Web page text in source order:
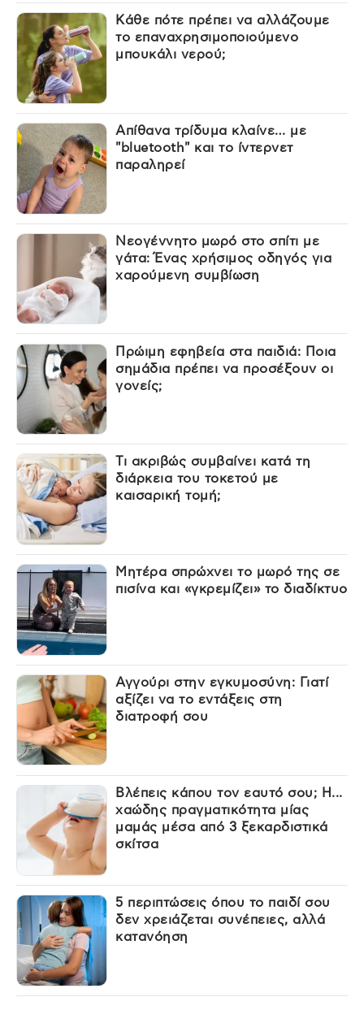
Κάθε πότε πρέπει να αλλάζουμε
το επαναχρησιμοποιούμενο
μπουκάλι νερού;
Απίθανα τρίδυμα κλαίνε… με
"bluetooth" και το ίντερνετ
παραληρεί
Νεογέννητο μωρό στο σπίτι με
γάτα: Ένας χρήσιμος οδηγός για
χαρούμενη συμβίωση
Πρώιμη εφηβεία στα παιδιά: Ποια
σημάδια πρέπει να προσέξουν οι
γονείς;
Τι ακριβώς συμβαίνει κατά τη
διάρκεια του τοκετού με
καισαρική τομή;
Μητέρα σπρώχνει το μωρό της σε
πισίνα και «γκρεμίζει» το διαδίκτυο
Αγγούρι στην εγκυμοσύνη: Γιατί
αξίζει να το εντάξεις στη
διατροφή σου
Βλέπεις κάπου τον εαυτό σου; Η...
χαώδης πραγματικότητα μίας
μαμάς μέσα από 3 ξεκαρδιστικά
σκίτσα
5 περιπτώσεις όπου το παιδί σου
δεν χρειάζεται συνέπειες, αλλά
κατανόηση